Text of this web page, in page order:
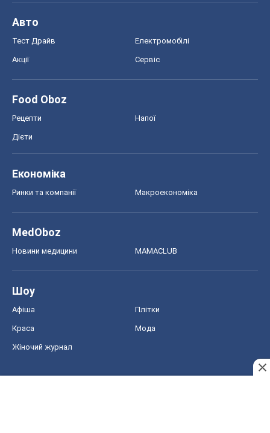
Авто
Тест Драйв Електромобілі
Акції Сервіс
Food Oboz
Рецепти Напої
Дієти
Економіка
Ринки та компанії Макроекономіка
MedOboz
Новини медицини MAMACLUB
Шоу
Афіша Плітки
Краса Мода
Жіночий журнал